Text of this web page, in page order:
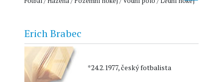
Erich Brabec
*24.2.1977, český fotbalista